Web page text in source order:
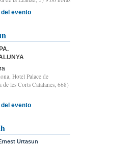
del evento
Hotel Palace de
les Corts Catalanes, 668)
del evento
Urtasun